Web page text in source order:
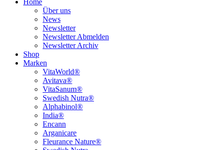
Home
Über uns
News
Newsletter
Newsletter Abmelden
Newsletter Archiv
Shop
Marken
VitaWorld®
Avitava®
VitaSanum®
Swedish Nutra®
Alphabinol®
India®
Encann
Arganicare
Fleurance Nature®